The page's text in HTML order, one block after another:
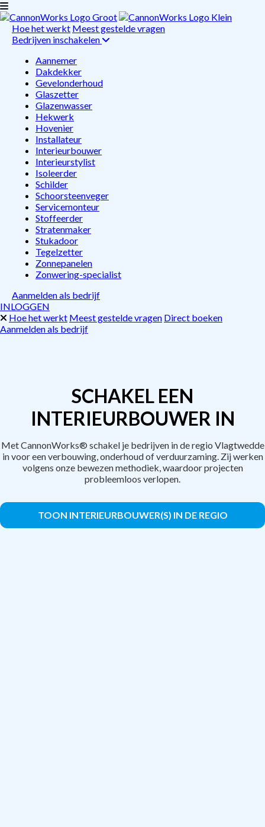
Hoe het werkt Meest gestelde vragen
Bedrijven inschakelen
Aannemer
Dakdekker
Gevelonderhoud
Glaszetter
Glazenwasser
Hekwerk
Hovenier
Installateur
Interieurbouwer
Interieurstylist
Isoleerder
Schilder
Schoorsteenveger
Servicemonteur
Stoffeerder
Stratenmaker
Stukadoor
Tegelzetter
Zonnepanelen
Zonwering-specialist
Aanmelden als bedrijf
INLOGGEN
Hoe het werkt Meest gestelde vragen Direct boeken
Aanmelden als bedrijf
SCHAKEL EEN
INTERIEURBOUWER IN
Met CannonWorks® schakel je bedrijven in de regio Vlagtwedde
in voor een verbouwing, onderhoud of verduurzaming. Zij werken
volgens onze bewezen methodiek, waardoor projecten
probleemloos verlopen.
TOON INTERIEURBOUWER(S) IN DE REGIO